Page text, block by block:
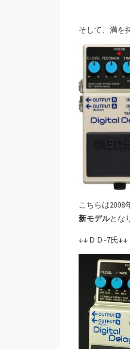
そして、満を
こちらは2008
新モデルとな
↓↓ＤＤ-7氏↓↓